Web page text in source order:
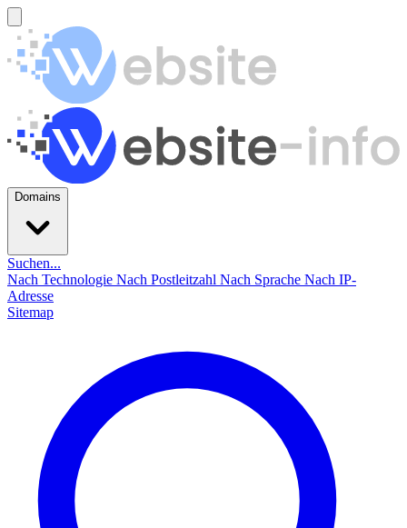
Domains
Suchen...
Nach Technologie Nach Postleitzahl Nach Sprache Nach IP-
Adresse
Sitemap